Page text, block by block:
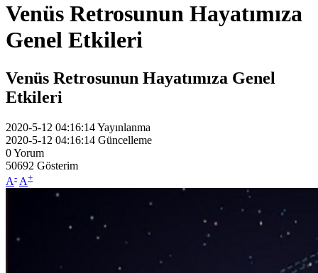
Venüs Retrosunun Hayatımıza
Genel Etkileri
Venüs Retrosunun Hayatımıza Genel
Etkileri
2020-5-12 04:16:14Yayınlanma
2020-5-12 04:16:14 Güncelleme
0Yorum
50692 Gösterim
A- A+